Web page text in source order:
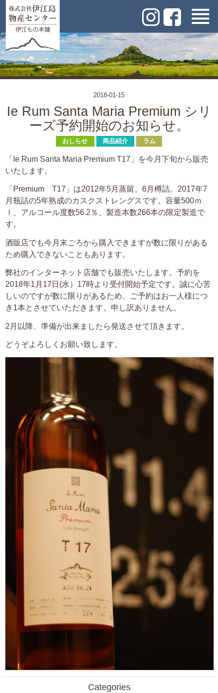
2018-01-15
Ie Rum Santa Maria Premium シリ
ーズ予約開始のお知らせ。
おしらせ 商品紹介 ラム
「Ie Rum Santa Maria Premium T17」を今月下旬から販売
いたします。
「Premium T17」は2012年5月蒸留、6月樽詰。2017年7
月瓶詰の5年熟成のカスクストレングスです。容量500ｍ
ｌ、アルコール度数56.2％、製造本数266本の限定製造で
す。
酒販店でも今月末ごろから購入できますが数に限りがある
ため購入できないこともあります。
弊社のインターネット店舗でも販売いたします。予約を
2018年1月17日(水）17時より受付開始予定です。誠に心苦
しいのですが数に限りがあるため、ご予約はお一人様につ
き1本とさせていただきます。申し訳ありません。
2月以降、準備が出来ましたら発送させて頂きます。
どうぞよろしくお願い致します。
Categories